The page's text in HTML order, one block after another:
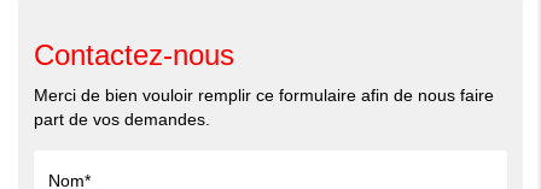
Contactez-nous
Merci de bien vouloir remplir ce formulaire afin de nous faire
part de vos demandes.